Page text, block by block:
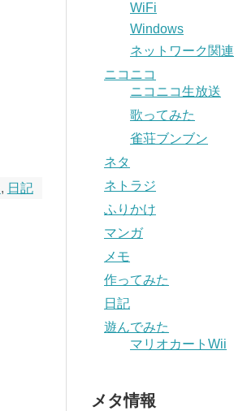
, 日記
WiFi
Windows
ネットワーク関連
ニコニコ
ニコニコ生放送
歌ってみた
雀荘ブンブン
ネタ
ネトラジ
ふりかけ
マンガ
メモ
作ってみた
日記
遊んでみた
マリオカートWii
メタ情報